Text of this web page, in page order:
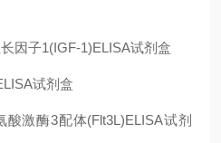
因子1(IGF-1)ELISA试剂盒
试剂盒
酸激酶3配体(Flt3L)ELISA试剂